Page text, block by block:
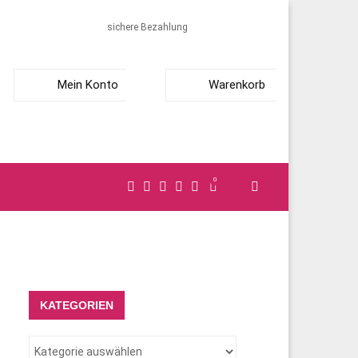
sichere Bezahlung
Mein Konto Warenkorb
0
KATEGORIEN